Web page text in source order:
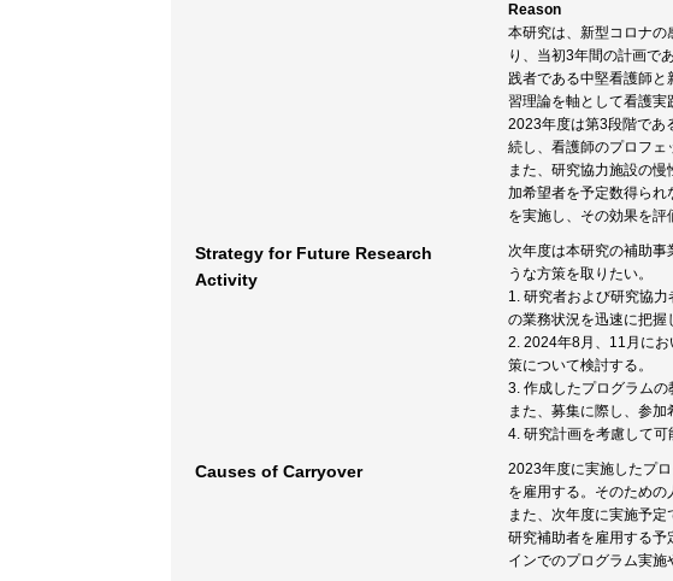
Reason
本研究は、新型コロナの
り、当初3年間の計画で
践者である中堅看護師
習理論を軸として看護実
2023年度は第3段階であ
続し、看護師のプロフェ
また、研究協力施設の
加希望者を予定数得ら
を実施し、その効果を評
Strategy for Future Research
Activity
次年度は本研究の補助
うな方策を取りたい。
1. 研究者および研究協
の業務状況を迅速に把握
2. 2024年8月、11月に
策について検討する。
3. 作成したプログラム
また、募集に際し、参
4. 研究計画を考慮して可
Causes of Carryover
2023年度に実施したプ
を雇用する。そのための
また、次年度に実施予
研究補助者を雇用する予
インでのプログラム実施